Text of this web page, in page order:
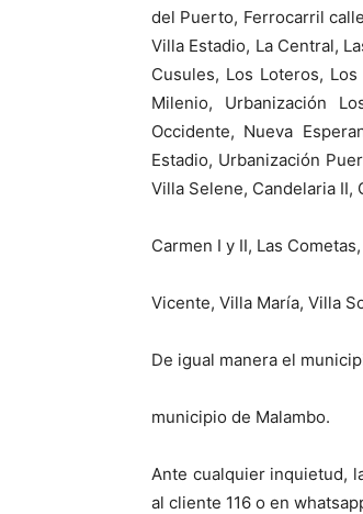
del Puerto, Ferrocarril
Villa Estadio, La Central,
Cusules, Los Loteros,
Milenio, Urbanización
Occidente, Nueva
Estadio, Urbanización
Villa Selene, Candelaria II,
Carmen I y II, Las
Vicente, Villa María, Villa
De igual manera el
municipio de Malambo.
Ante cualquier inquietud,
al cliente 116 o en